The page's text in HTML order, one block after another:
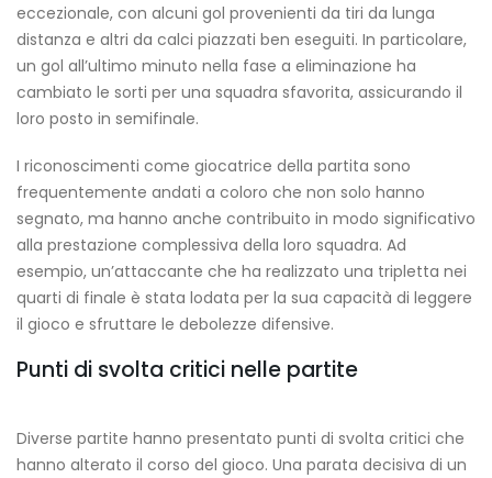
eccezionale, con alcuni gol provenienti da tiri da lunga
distanza e altri da calci piazzati ben eseguiti. In particolare,
un gol all’ultimo minuto nella fase a eliminazione ha
cambiato le sorti per una squadra sfavorita, assicurando il
loro posto in semifinale.
I riconoscimenti come giocatrice della partita sono
frequentemente andati a coloro che non solo hanno
segnato, ma hanno anche contribuito in modo significativo
alla prestazione complessiva della loro squadra. Ad
esempio, un’attaccante che ha realizzato una tripletta nei
quarti di finale è stata lodata per la sua capacità di leggere
il gioco e sfruttare le debolezze difensive.
Punti di svolta critici nelle partite
Diverse partite hanno presentato punti di svolta critici che
hanno alterato il corso del gioco. Una parata decisiva di un